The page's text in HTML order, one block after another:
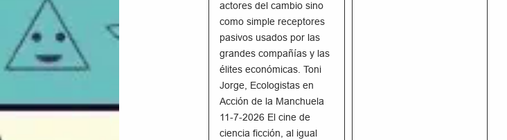
actores del cambio sino
como simple receptores
pasivos usados por las
grandes compañías y las
élites económicas. Toni
Jorge, Ecologistas en
Acción de la Manchuela
11-7-2026 El cine de
ciencia ficción, al igual